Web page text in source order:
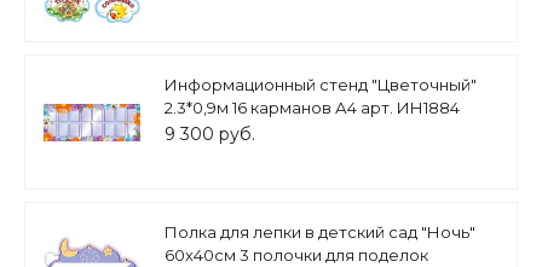
Информационный стенд "Цветочный"
2.3*0,9м 16 карманов А4 арт. ИН1884
9 300 руб.
Полка для лепки в детский сад "Ночь"
60х40см 3 полочки для поделок